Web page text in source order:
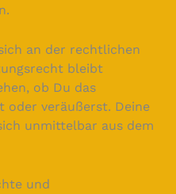
an der rechtlichen
bleibt
ob Du das
veräußerst. Deine
unmittelbar aus dem
und